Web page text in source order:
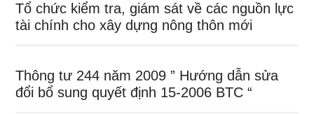
Tổ chức kiểm tra, giám sát về các nguồn lực
tài chính cho xây dựng nông thôn mới
Thông tư 244 năm 2009 ” Hướng dẫn sửa
đổi bổ sung quyết định 15-2006 BTC “